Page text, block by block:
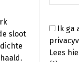
sloot
Ik ga
Lees